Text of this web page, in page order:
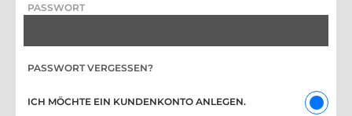
PASSWORT
PASSWORT VERGESSEN?
ICH MÖCHTE EIN KUNDENKONTO ANLEGEN.